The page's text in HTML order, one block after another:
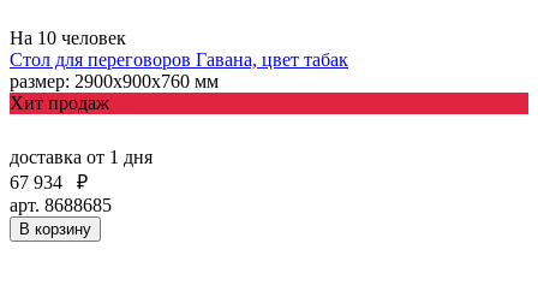
На 10 человек
Стол для переговоров Гавана, цвет табак
размер: 2900x900x760 мм
Хит продаж
доставка от 1 дня
67 934
₽
арт. 8688685
В корзину